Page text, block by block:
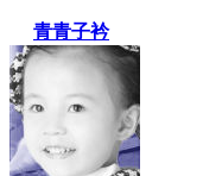
青青子衿